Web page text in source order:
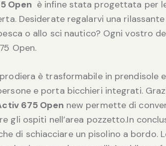
Open è infine stata progettata per
Desiderate regalarvi una
o allo sci nautico? Ogni vostro
Open.
è trasformabile in prendisole
e porta bicchieri integrati.
675 Open new permette di
gli ospiti nell’area pozzetto.In
di schiacciare un pisolino a bordo.